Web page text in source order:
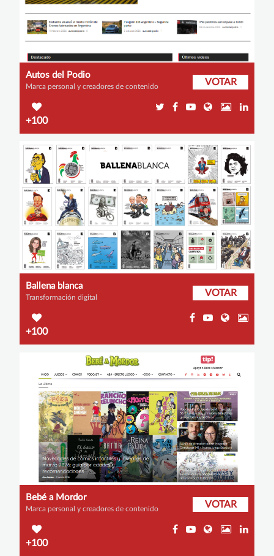
Autos del Podio
Marca personal y creadores de contenido VOTAR
+100
Ballena blanca
Transformación digital VOTAR
+100
Bebé a Mordor
Marca personal y creadores de contenido VOTAR
+100